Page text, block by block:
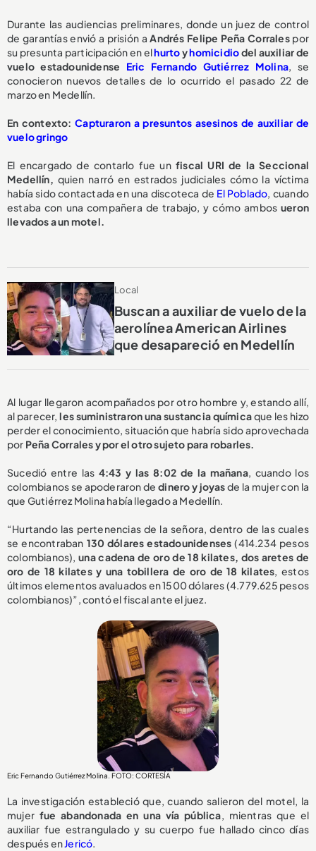
Durante las audiencias preliminares, donde un juez de control
de garantías envió a prisión aAndrés Felipe Peña Corralespor
su presunta participación en elhurtoyhomicidiodel auxiliar de
vuelo estadounidense Eric Fernando Gutiérrez Molina, se
conocieron nuevos detalles de lo ocurrido el pasado 22 de
marzo en Medellín.
En contexto: Capturaron a presuntos asesinos de auxiliar de
vuelo gringo
El encargado de contarlo fue unfiscal URI de la Seccional
Medellín, quien narró en estrados judiciales cómo la víctima
había sido contactada en una discoteca de El Poblado, cuando
estaba con una compañera de trabajo, y cómo ambos ueron
llevados a un motel.
Local
Buscan a auxiliar de vuelo de la
aerolínea American Airlines
que desapareció en Medellín
Al lugar llegaron acompañados por otro hombre y, estando allí,
al parecer,les suministraron una sustancia químicaque les hizo
perder el conocimiento, situación que habría sido aprovechada
por Peña Corrales y por el otro sujeto para robarles.
Sucedió entre las 4:43 y las 8:02 de la mañana, cuando los
colombianos se apoderaron dedinero y joyasde la mujer con la
que Gutiérrez Molina había llegado a Medellín.
“Hurtando las pertenencias de la señora, dentro de las cuales
se encontraban 130 dólares estadounidenses (414.234 pesos
colombianos),una cadena de oro de 18 kilates, dos aretes de
oro de 18 kilates y una tobillera de oro de 18 kilates, estos
últimos elementos avaluados en 1500 dólares (4.779.625 pesos
colombianos)”, contó el fiscal ante el juez.
Eric Fernando Gutiérrez Molina. FOTO: CORTESÍA
La investigación estableció que, cuando salieron del motel, la
mujer fue abandonada en una vía pública, mientras que el
auxiliar fue estrangulado y su cuerpo fue hallado cinco días
después enJericó.